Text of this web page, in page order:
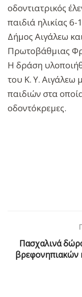
οδοντιατρικός
παιδιά ηλικίας
Δήμος Αιγάλεω
Πρωτοβάθμιας
Η δράση
του Κ. Υ. Αιγάλεω
παιδιών στα
οδοντόκρεμες.
Πασχαλινά
βρεφονηπιακών